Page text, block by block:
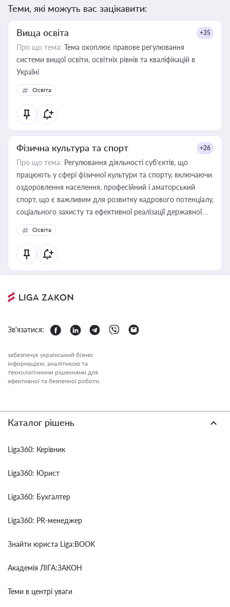
Теми, які можуть вас зацікавити:
Вища освіта +35
Про що тема: Тема охоплює правове регулювання
системи вищої освіти, освітніх рівнів та кваліфікацій в
Україні
Освіта
Фізична культура та спорт +26
Про що тема: Регулювання діяльності суб’єктів, що
працюють у сфері фізичної культури та спорту, включаючи
оздоровлення населення, професійний і аматорський
спорт, що є важливим для розвитку кадрового потенціалу,
соціального захисту та ефективної реалізації державної
політики у цій галузі
Освіта
Зв'язатися:
забезпечує український бізнес
інформацією, аналітикою та
технологічними рішеннями для
ефективної та безпечної роботи.
Каталог рішень
Liga360: Керівник
Liga360: Юрист
Liga360: Бухгалтер
Liga360: PR-менеджер
Знайти юриста Liga:BOOK
Академія ЛІГА:ЗАКОН
Теми в центрі уваги